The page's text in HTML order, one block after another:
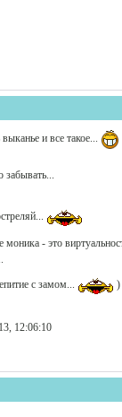
и все такое...
забывать...
- это
с замом...
)
12:06:10